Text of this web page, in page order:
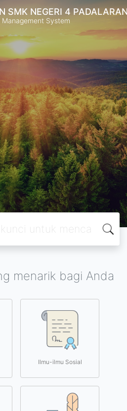
SMK NEGERI 4
System
menarik bagi Anda
Ilmu-ilmu Sosial